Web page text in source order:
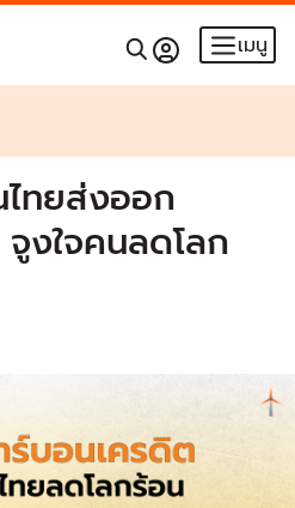
เมนู
ไทยส่งออก
งใจคนลดโลก